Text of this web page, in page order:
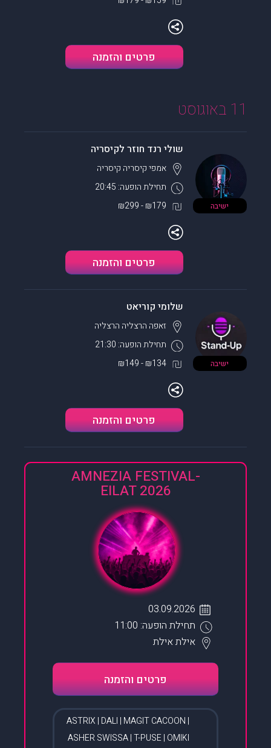
פרטים והזמנה
11 באוגוסט
ישיבה
שולי רנד חוזר לקיסריה
תחילת הופעה: 20:45
אמפי קיסריה קיסריה
₪179 - ₪299
פרטים והזמנה
ישיבה
שלומי קוריאט
תחילת הופעה: 21:30
זאפה הרצליה הרצליה
₪134 - ₪149
פרטים והזמנה
AMNEZIA FESTIVAL-
EILAT 2026
03.09.2026
תחילת הופעה: 11:00
אילתאילת
פרטים והזמנה
ASTRIX | DALI | MAGIT CACOON |
ASHER SWISSA | T-PUSE | OMIKI